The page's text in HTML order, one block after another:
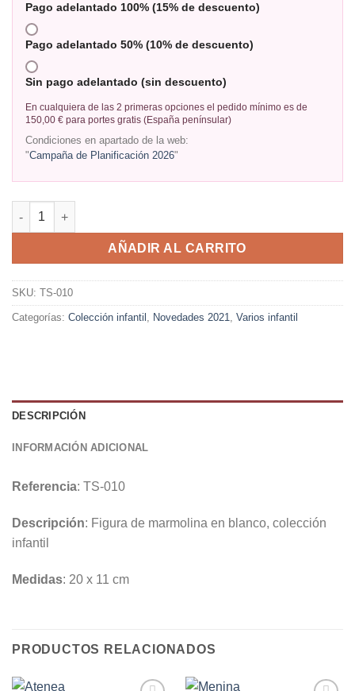
Pago adelantado 100% (15% de descuento)
Pago adelantado 50% (10% de descuento)
Sin pago adelantado (sin descuento)
En cualquiera de las 2 primeras opciones el pedido mínimo es de
150,00 € para portes gratis (España penínsular)
Condiciones en apartado de la web:
"Campaña de Planificación 2026"
AÑADIR AL CARRITO
SKU: TS-010
Categorías: Colección infantil , Novedades 2021, Varios infantil
DESCRIPCIÓN
INFORMACIÓN ADICIONAL
Referencia: TS-010
Descripción: Figura de marmolina en blanco, colección
infantil
Medidas: 20 x 11 cm
PRODUCTOS RELACIONADOS